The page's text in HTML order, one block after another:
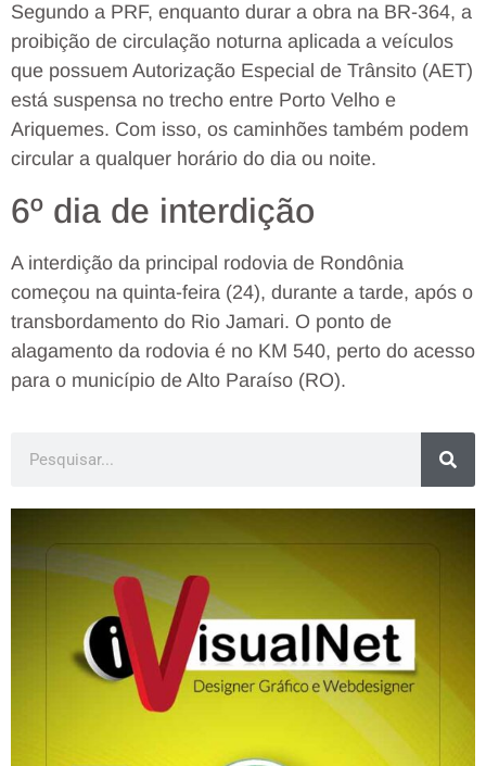
Segundo a PRF, enquanto durar a obra na BR-364, a
proibição de circulação noturna aplicada a veículos
que possuem Autorização Especial de Trânsito (AET)
está suspensa no trecho entre Porto Velho e
Ariquemes. Com isso, os caminhões também podem
circular a qualquer horário do dia ou noite.
6º dia de interdição
A interdição da principal rodovia de Rondônia
começou na quinta-feira (24), durante a tarde, após o
transbordamento do Rio Jamari. O ponto de
alagamento da rodovia é no KM 540, perto do acesso
para o município de Alto Paraíso (RO).